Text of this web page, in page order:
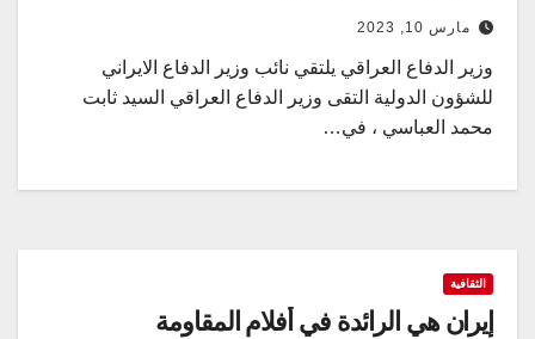
مارس 10, 2023
وزير الدفاع العراقي يلتقي نائب وزير الدفاع الايراني
للشؤون الدولية التقى وزير الدفاع العراقي السيد ثابت
محمد العباسي ، في…
الثقافية
إيران هي الرائدة في أفلام المقاومة